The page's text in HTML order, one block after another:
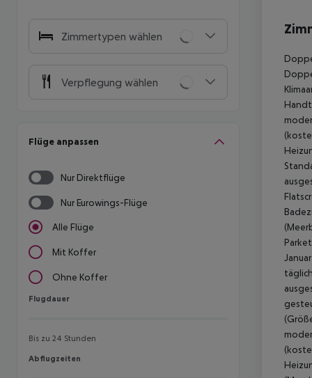
Zimmertypen wählen
Verpflegung wählen
Flüge anpassen
Nur Direktflüge
Nur Eurowings-Flüge
Alle Flüge
Mit Koffer
Ohne Koffer
Flugdauer
Flugdauer
Bis zu 24 Stunden
Abflugzeiten
Abflugzeiten